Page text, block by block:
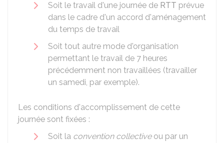
Soit le travail d'une journée de RTT prévue
dans le cadre d'un accord d'aménagement
du temps de travail
Soit tout autre mode d'organisation
permettant le travail de 7 heures
précédemment non travaillées (travailler
un samedi, par exemple).
Les conditions d'accomplissement de cette
journée sont fixées :
Soit la convention collectiveou par un